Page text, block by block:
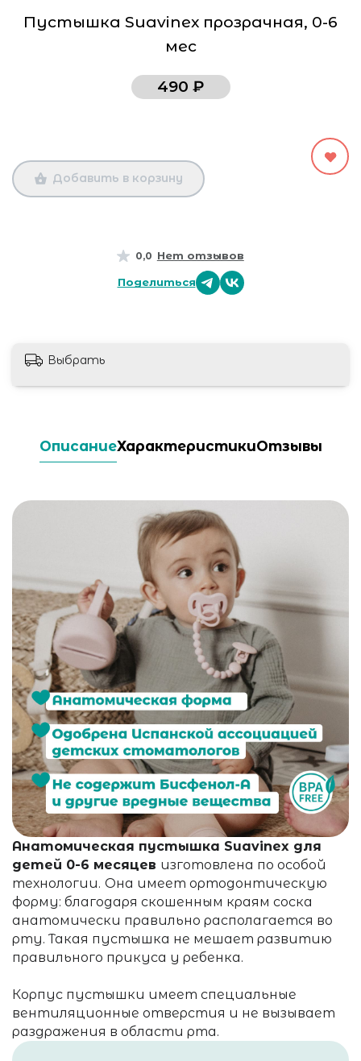
Пустышка Suavinex прозрачная, 0-6
мес
0,0 Нет отзывов
Поделиться
490 ₽
Добавить в корзину
Выбрать
ОписаниеХарактеристикиОтзывы
Анатомическая пустышка Suavinex для
детей 0-6 месяцев изготовлена по особой
технологии. Она имеет ортодонтическую
форму: благодаря скошенным краям соска
анатомически правильно располагается во
рту. Такая пустышка не мешает развитию
правильного прикуса у ребенка.
Корпус пустышки имеет специальные
вентиляционные отверстия и не вызывает
раздражения в области рта.